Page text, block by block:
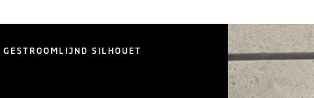
GESTROOMLIJND SILHOUET